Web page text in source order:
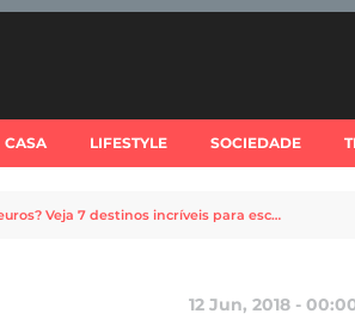
CASA LIFESTYLE SOCIEDADE
Férias de verão com menos de 1500 euros? Veja 7 destinos incríveis para escolher
12 Jun, 2018 -